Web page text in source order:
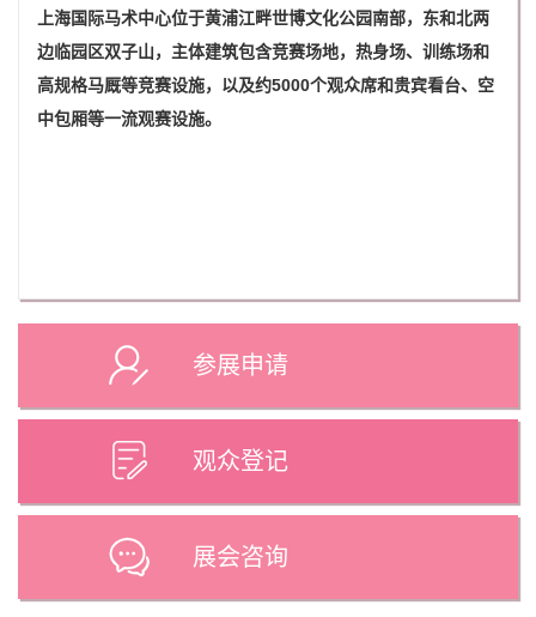
上海国际马术中心位于黄浦江畔世博文化公园南部，东和北两
边临园区双子山，主体建筑包含竞赛场地，热身场、训练场和
高规格马厩等竞赛设施，以及约5000个观众席和贵宾看台、空
中包厢等一流观赛设施。
参展申请
观众登记
展会咨询